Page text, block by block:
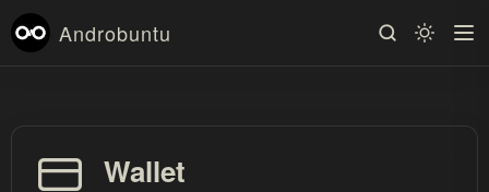
Androbuntu
Wallet